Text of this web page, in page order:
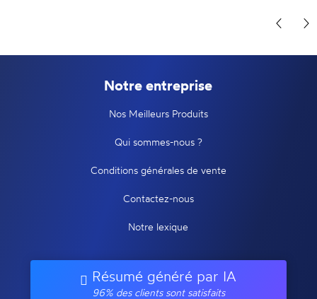
Notre entreprise
Nos Meilleurs Produits
Qui sommes-nous ?
Conditions générales de vente
Contactez-nous
Notre lexique
Résumé généré par IA
96% des clients sont satisfaits